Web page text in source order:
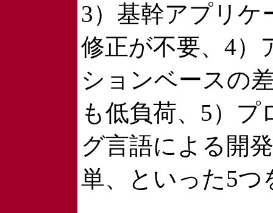
3）基幹アプリケ
修正が不要、4）
ションベースの
も低負荷、5）プ
グ言語による開
単、といった5つ